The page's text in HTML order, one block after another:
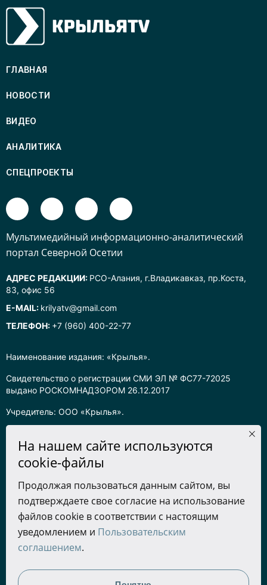
Наименование издания: «Крылья».
Свидетельство о регистрации СМИ ЭЛ № ФС77-72025
выдано РОСКОМНАДЗОРОМ 26.12.2017
Учредитель: ООО «Крылья».
Информация на сайте предназначена для лиц старше 16 лет.
защищены в соответствии с российским законодательством
об интеллектуальной собственности. Любое использование
текстовых, фото, аудио и видеоматериалов возможно только
с согласия правообладателя (ООО «Крылья») и при строгом
наличии ссылки на ресурс. Для сетевых ресурсов –
гиперссылка.
Разработка сайта
ГЛАВНАЯ
НОВОСТИ
ВИДЕО
АНАЛИТИКА
СПЕЦПРОЕКТЫ
Mультимедийный информационно-аналитический
портал Северной Осетии
АДРЕС РЕДАКЦИИ: РСО-Алания, г.Владикавказ, пр.Коста,
83, офис 56
E-MAIL: krilyatv@gmail.com
ТЕЛЕФОН: +7 (960) 400-22-77
На нашем сайте используются
cookie-файлы
Продолжая пользоваться данным сайтом, вы
подтверждаете свое согласие на использование
файлов cookie в соответствии с настоящим
уведомлением и Пользовательским
соглашением.